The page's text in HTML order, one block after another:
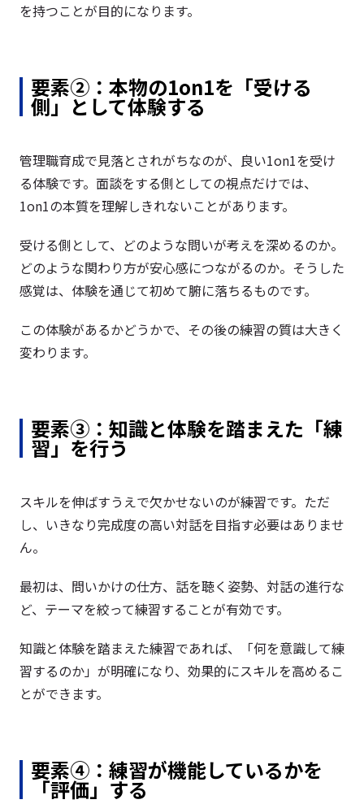
を持つことが目的になります。
要素②：本物の1on1を「受ける
側」として体験する
管理職育成で見落とされがちなのが、良い1on1を受け
る体験です。面談をする側としての視点だけでは、
1on1の本質を理解しきれないことがあります。
受ける側として、どのような問いが考えを深めるのか。
どのような関わり方が安心感につながるのか。そうした
感覚は、体験を通じて初めて腑に落ちるものです。
この体験があるかどうかで、その後の練習の質は大きく
変わります。
要素③：知識と体験を踏まえた「練
習」を行う
スキルを伸ばすうえで欠かせないのが練習です。ただ
し、いきなり完成度の高い対話を目指す必要はありませ
ん。
最初は、問いかけの仕方、話を聴く姿勢、対話の進行な
ど、テーマを絞って練習することが有効です。
知識と体験を踏まえた練習であれば、「何を意識して練
習するのか」が明確になり、効果的にスキルを高めるこ
とができます。
要素④：練習が機能しているかを
「評価」する